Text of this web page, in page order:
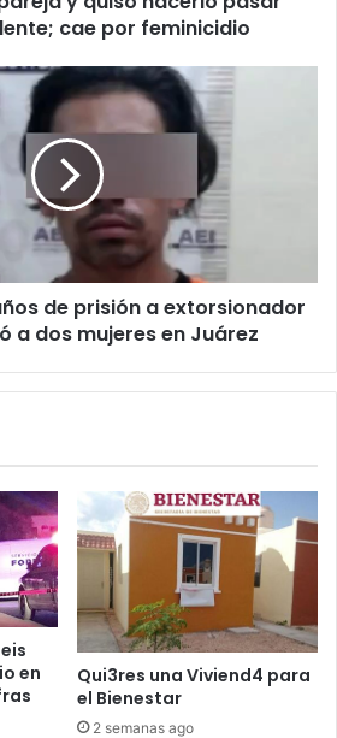
cae por feminicidio
de prisión a extorsionador
a dos mujeres en Juárez
en
Qui3res una Viviend4 para
el Bienestar
2 semanas ago